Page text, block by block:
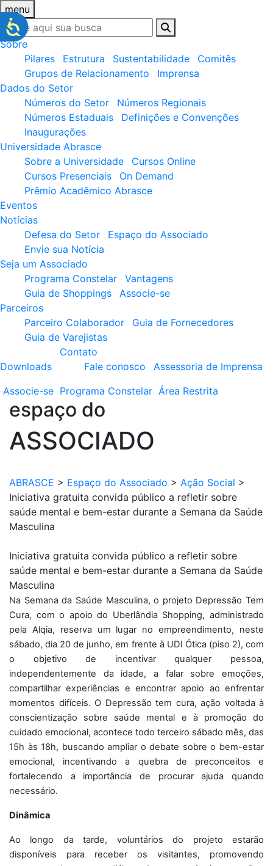
menu
Sobre
Pilares
Estrutura Sustentabilidade
Comitês
Grupos de Relacionamento
Imprensa
Dados do Setor
Números do Setor
Números Regionais
Números Estaduais
Definições e Convenções
Inaugurações
Universidade Abrasce
Sobre a Universidade
Cursos Online
Cursos Presenciais
On Demand
Prêmio Acadêmico Abrasce
Eventos
Notícias
Defesa do Setor
Espaço do Associado
Envie sua Notícia
Seja um Associado
Programa Constelar
Vantagens
Guia de Shoppings
Associe-se
Parceiros
Parceiro Colaborador
Guia de Fornecedores
Guia de Varejistas
Downloads
Contato
Fale conosco
Assessoria de Imprensa
Associe-se Programa Constelar Área Restrita
espaço do
ASSOCIADO
ABRASCE > Espaço do Associado > Ação Social >
Iniciativa gratuita convida público a refletir sobre
saúde mental e bem-estar durante a Semana da Saúde
Masculina
Iniciativa gratuita convida público a refletir sobre
saúde mental e bem-estar durante a Semana da Saúde
Masculina
Na Semana da Saúde Masculina, o projeto Depressão Tem
Cura, com o apoio do Uberlândia Shopping, administrado
pela Alqia, reserva um lugar no empreendimento, neste
sábado, dia 20 de junho, em frente à UDI Ótica (piso 2), com
o objetivo de incentivar qualquer pessoa,
independentemente da idade, a falar sobre emoções,
compartilhar experiências e encontrar apoio ao enfrentar
momentos difíceis. O Depressão tem cura, ação voltada à
conscientização sobre saúde mental e à promoção do
cuidado emocional, acontece todo terceiro sábado mês, das
15h às 18h, buscando ampliar o debate sobre o bem-estar
emocional, incentivando a quebra de preconceitos e
fortalecendo a importância de procurar ajuda quando
necessário.
Dinâmica
Ao longo da tarde, voluntários do projeto estarão
disponíveis para receber os visitantes, promovendo